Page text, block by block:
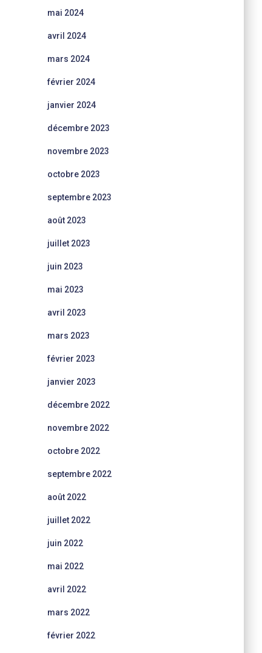
mai 2024
avril 2024
mars 2024
février 2024
janvier 2024
décembre 2023
novembre 2023
octobre 2023
septembre 2023
août 2023
juillet 2023
juin 2023
mai 2023
avril 2023
mars 2023
février 2023
janvier 2023
décembre 2022
novembre 2022
octobre 2022
septembre 2022
août 2022
juillet 2022
juin 2022
mai 2022
avril 2022
mars 2022
février 2022